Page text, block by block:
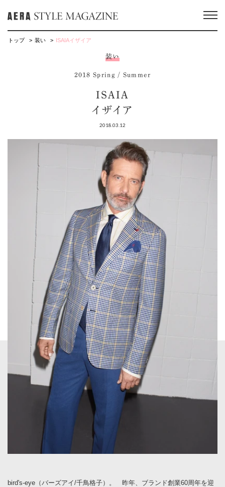
トップ 装い ISAIAイザイア
装い
2018 Spring / Summer
ISAIA
イザイア
2018.03.12
bird's-eye（バーズアイ/千鳥格子）。 昨年、ブランド創業60周年を迎